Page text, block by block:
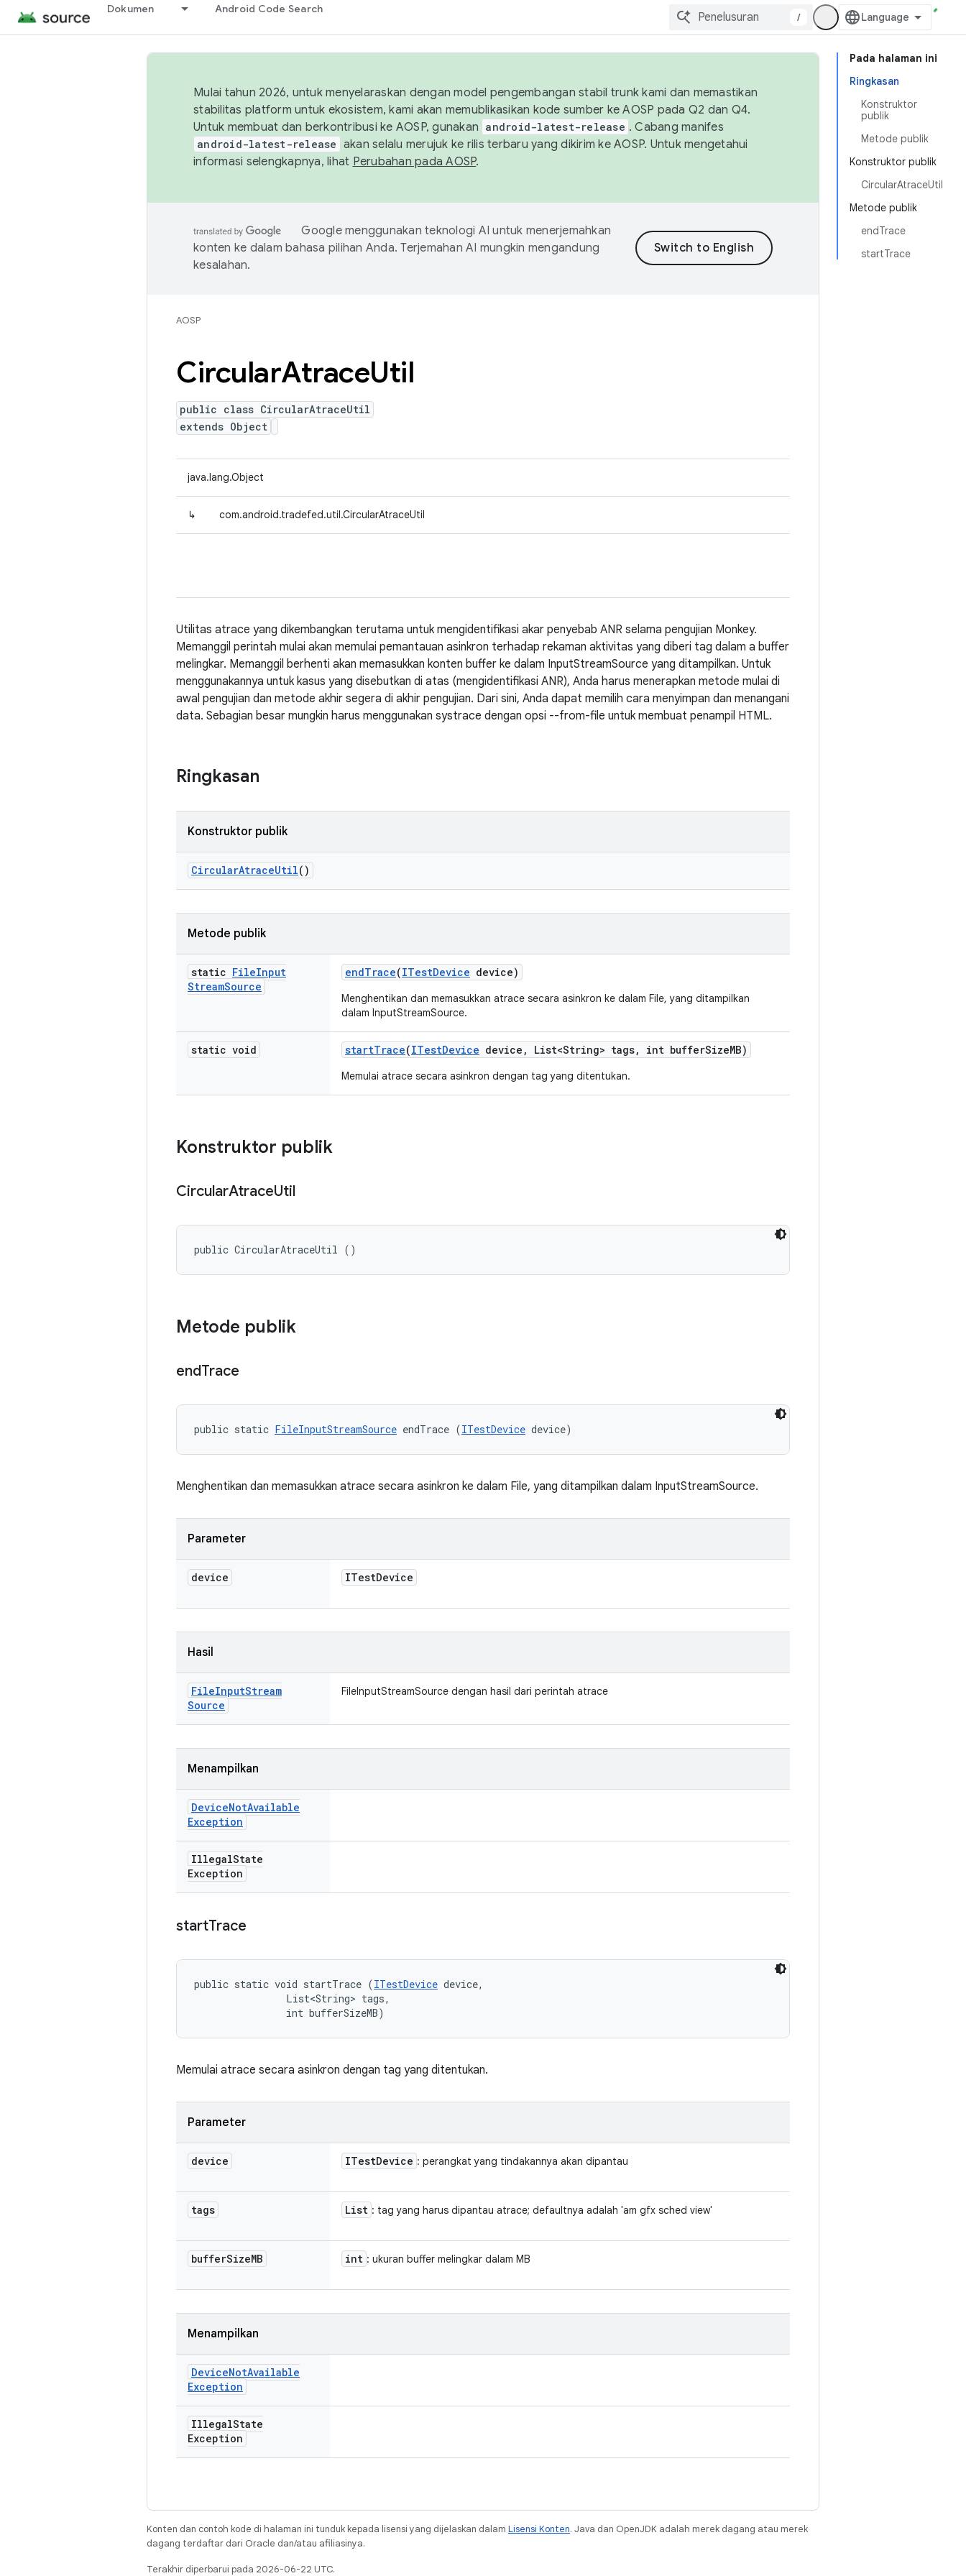
Dokumen Android Code Search
/
Pada halaman ini
Ringkasan
Konstruktor
publik
Metode publik
Konstruktor publik
CircularAtraceUtil
Metode publik
endTrace
startTrace
Mulai tahun 2026, untuk menyelaraskan dengan model pengembangan stabil trunk kami dan memastikan
stabilitas platform untuk ekosistem, kami akan memublikasikan kode sumber ke AOSP pada Q2 dan Q4.
Untuk membuat dan berkontribusi ke AOSP, gunakan android-latest-release . Cabang manifes
android-latest-release akan selalu merujuk ke rilis terbaru yang dikirim ke AOSP. Untuk mengetahui
informasi selengkapnya, lihat Perubahan pada AOSP.
Google menggunakan teknologi AI untuk menerjemahkan
konten ke dalam bahasa pilihan Anda. Terjemahan AI mungkin mengandung
kesalahan.
AOSP
CircularAtraceUtil
public class CircularAtraceUtil
extends Object
java.lang.Object
↳ com.android.tradefed.util.CircularAtraceUtil
Utilitas atrace yang dikembangkan terutama untuk mengidentifikasi akar penyebab ANR selama pengujian Monkey.
Memanggil perintah mulai akan memulai pemantauan asinkron terhadap rekaman aktivitas yang diberi tag dalam a buffer
melingkar. Memanggil berhenti akan memasukkan konten buffer ke dalam InputStreamSource yang ditampilkan. Untuk
menggunakannya untuk kasus yang disebutkan di atas (mengidentifikasi ANR), Anda harus menerapkan metode mulai di
awal pengujian dan metode akhir segera di akhir pengujian. Dari sini, Anda dapat memilih cara menyimpan dan menangani
data. Sebagian besar mungkin harus menggunakan systrace dengan opsi --from-file untuk membuat penampil HTML.
Ringkasan
Konstruktor publik
CircularAtraceUtil()
Metode publik
static FileInput
StreamSource
endTrace(ITestDevice device)
Menghentikan dan memasukkan atrace secara asinkron ke dalam File, yang ditampilkan
dalam InputStreamSource.
static void startTrace(ITestDevice device , List<String> tags, int bufferSizeMB)
Memulai atrace secara asinkron dengan tag yang ditentukan.
Konstruktor publik
CircularAtraceUtil
public CircularAtraceUtil ()
Metode publik
endTrace
public static FileInputStreamSource endTrace (ITestDevice device)
Menghentikan dan memasukkan atrace secara asinkron ke dalam File, yang ditampilkan dalam InputStreamSource.
Parameter
device ITestDevice
Hasil
FileInputStream
Source
FileInputStreamSource dengan hasil dari perintah atrace
Menampilkan
DeviceNotAvailable
Exception
IllegalState
Exception
startTrace
public static void startTrace (ITestDevice device,
                List<String> tags,
                int bufferSizeMB)
Memulai atrace secara asinkron dengan tag yang ditentukan.
Parameter
device ITestDevice : perangkat yang tindakannya akan dipantau
tags List : tag yang harus dipantau atrace; defaultnya adalah 'am gfx sched view'
bufferSizeMB int : ukuran buffer melingkar dalam MB
Menampilkan
DeviceNotAvailable
Exception
IllegalState
Exception
Konten dan contoh kode di halaman ini tunduk kepada lisensi yang dijelaskan dalam Lisensi Konten. Java dan OpenJDK adalah merek dagang atau merek
dagang terdaftar dari Oracle dan/atau afiliasinya.
Terakhir diperbarui pada 2026-06-22 UTC.